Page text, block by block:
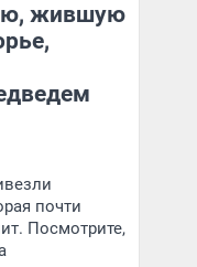
жившую
почти
Посмотрите,